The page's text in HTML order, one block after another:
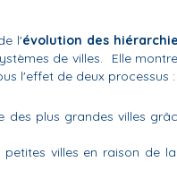
l'évolution des
de villes. Elle
l'effet de deux processus :
des plus grandes villes
villes en raison de